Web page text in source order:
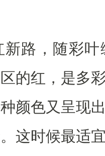
，随彩叶
的红，是多
颜色又呈现
这时候最适